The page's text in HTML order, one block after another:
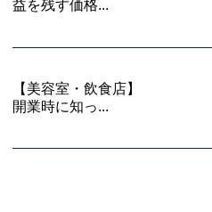
益を残す価格...
【美容室・飲食店】
開業時に知っ...